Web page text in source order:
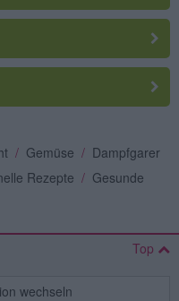
/ Gemüse / Dampfgarer
Rezepte / Gesunde
Top
wechseln